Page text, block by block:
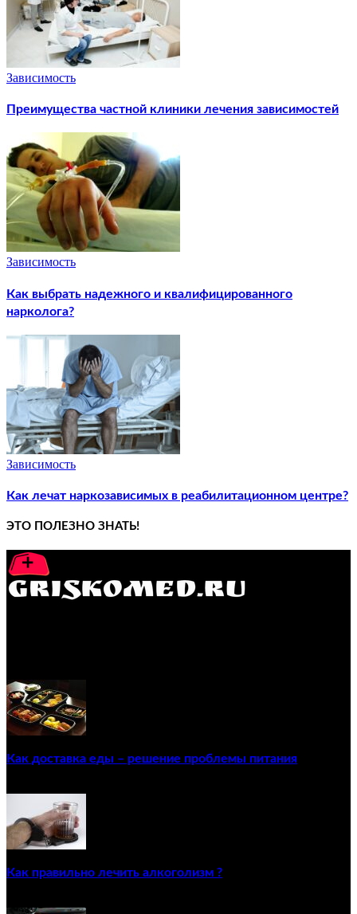
Зависимость
Преимущества частной клиники лечения зависимостей
Зависимость
Как выбрать надежного и квалифицированного
нарколога?
Зависимость
Как лечат наркозависимых в реабилитационном центре?
ЭТО ПОЛЕЗНО ЗНАТЬ!
Как доставка еды – решение проблемы питания
Как правильно лечить алкоголизм ?